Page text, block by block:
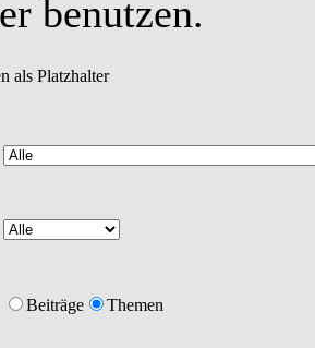
benutzen.
als Platzhalter
Beiträge Themen